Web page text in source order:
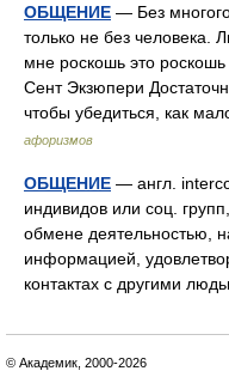
ОБЩЕНИЕ — Без
только не без человека.
мне роскошь это
Сент Экзюпери
чтобы убедиться, как
афоризмов
ОБЩЕНИЕ — англ.
индивидов или соц.
обмене деятельностью,
информацией,
контактах с другими
© Академик, 2000-2026